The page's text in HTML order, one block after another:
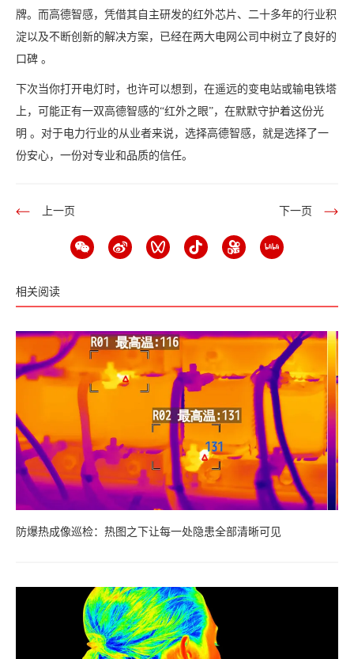
牌。而高德智感，凭借其自主研发的红外芯片、二十多年的行业积
淀以及不断创新的解决方案，已经在两大电网公司中树立了良好的
口碑 。
下次当你打开电灯时，也许可以想到，在遥远的变电站或输电铁塔
上，可能正有一双高德智感的“红外之眼”，在默默守护着这份光
明 。对于电力行业的从业者来说，选择高德智感，就是选择了一
份安心，一份对专业和品质的信任。
上一页 下一页
相关阅读
防爆热成像巡检：热图之下让每一处隐患全部清晰可见